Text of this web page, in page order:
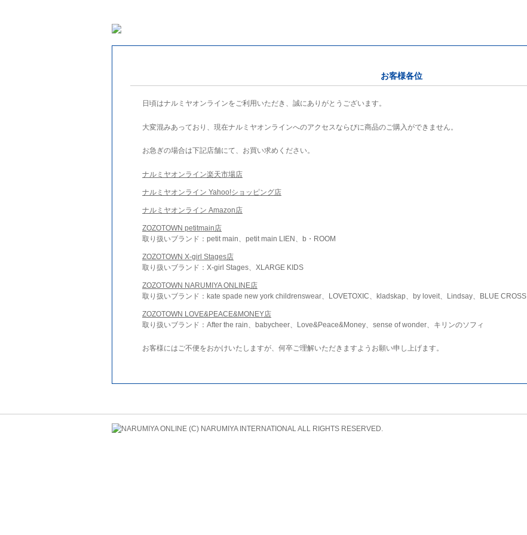
お客様各位
日頃はナルミヤオンラインをご利用いただき、誠にありがとうございます。
大変混みあっており、現在ナルミヤオンラインへのアクセスならびに商品のご購入ができません。
お急ぎの場合は下記店舗にて、お買い求めください。
ナルミヤオンライン楽天市場店
ナルミヤオンライン Yahoo!ショッピング店
ナルミヤオンライン Amazon店
ZOZOTOWN petitmain店
取り扱いブランド：petit main、petit main LIEN、b・ROOM
ZOZOTOWN X-girl Stages店
取り扱いブランド：X-girl Stages、XLARGE KIDS
ZOZOTOWN NARUMIYA ONLINE店
取り扱いブランド：kate spade new york childrenswear、LOVETOXIC、kladskap、by loveit、Lindsay、BLUE CROSS
ZOZOTOWN LOVE&PEACE&MONEY店
取り扱いブランド：After the rain、babycheer、Love&Peace&Money、sense of wonder、キリンのソフィ
お客様にはご不便をおかけいたしますが、何卒ご理解いただきますようお願い申し上げます。